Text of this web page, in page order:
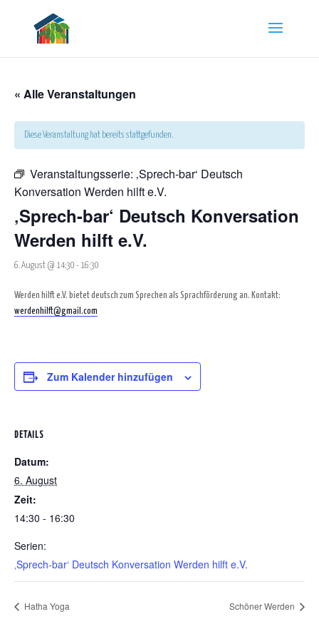
« Alle Veranstaltungen
Diese Veranstaltung hat bereits stattgefunden.
Veranstaltungsserie: ‚Sprech-bar‘ Deutsch
Konversation Werden hilft e.V.
‚Sprech-bar‘ Deutsch Konversation
Werden hilft e.V.
6. August @ 14:30 - 16:30
Werden hilft e.V. bietet deutsch zum Sprechen als Sprachförderung an. Kontakt:
werdenhilft@gmail.com
Zum Kalender hinzufügen
DETAILS
Datum:
6. August
Zeit:
14:30 - 16:30
Serien:
‚Sprech-bar‘ Deutsch Konversation Werden hilft e.V.
Hatha Yoga Schöner Werden